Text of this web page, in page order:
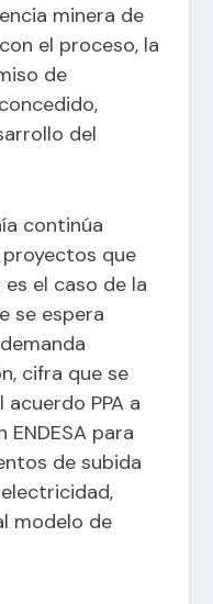
minera de
el proceso, la
de
del
continúa
que
el caso de la
se espera
cifra que se
PPA a
para
de subida
modelo de